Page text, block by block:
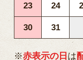
23 24
30 31
※赤表示の日 は